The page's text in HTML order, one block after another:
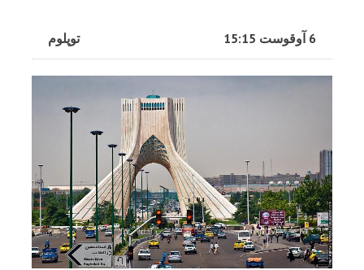
توپلوم 6 آوقوست 15:15